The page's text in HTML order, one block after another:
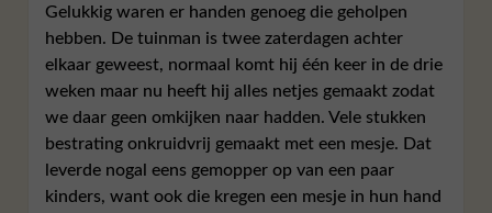
Gelukkig waren er handen genoeg die geholpen
hebben. De tuinman is twee zaterdagen achter
elkaar geweest, normaal komt hij één keer in de drie
weken maar nu heeft hij alles netjes gemaakt zodat
we daar geen omkijken naar hadden. Vele stukken
bestrating onkruidvrij gemaakt met een mesje. Dat
leverde nogal eens gemopper op van een paar
kinders, want ook die kregen een mesje in hun hand